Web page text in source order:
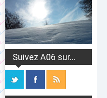
Suivez A06 sur...